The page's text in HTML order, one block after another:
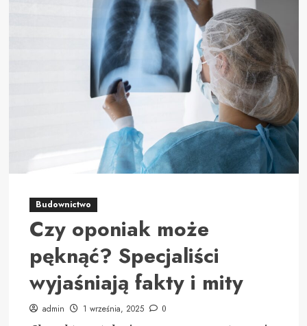
Nowoczesne
laboratorium
medyczne
z
rodzinną
tradycją
Budownictwo
Czy oponiak może
pęknąć? Specjaliści
wyjaśniają fakty i mity
admin 1 września, 2025 0